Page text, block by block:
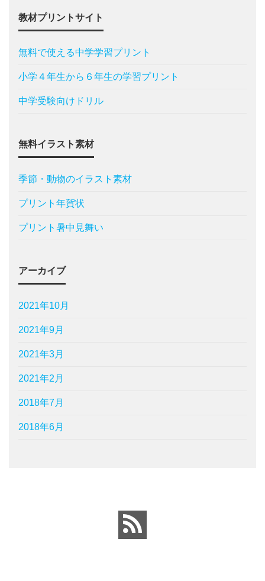
教材プリントサイト
無料で使える中学学習プリント
小学４年生から６年生の学習プリント
中学受験向けドリル
無料イラスト素材
季節・動物のイラスト素材
プリント年賀状
プリント暑中見舞い
アーカイブ
2021年10月
2021年9月
2021年3月
2021年2月
2018年7月
2018年6月